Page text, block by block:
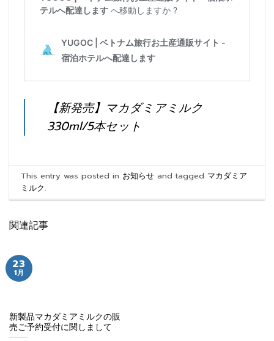
【新発売】マカダミアミルク
330ml/5本セット
This entry was posted in お知らせ and tagged マカダミア
ミルク.
関連記事
新製品マカダミアミルクの販
売ご予約受付に関しまして
23
1月